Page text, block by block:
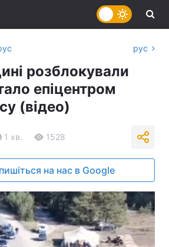
рус
розблокували
епіцентром
(відео)
1 хв. 1528
на нас в Google